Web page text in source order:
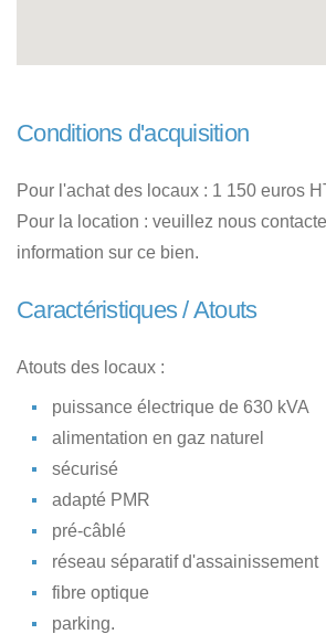
Conditions d'acquisition
Pour l'achat des locaux : 1 150 euros
Pour la location : veuillez nous
information sur ce bien.
Caractéristiques / Atouts
Atouts des locaux :
puissance électrique de 630 kVA
alimentation en gaz naturel
sécurisé
adapté PMR
pré-câblé
réseau séparatif d'assainissement
fibre optique
parking.